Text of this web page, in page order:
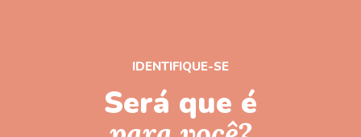
IDENTIFIQUE-SE
Será que é